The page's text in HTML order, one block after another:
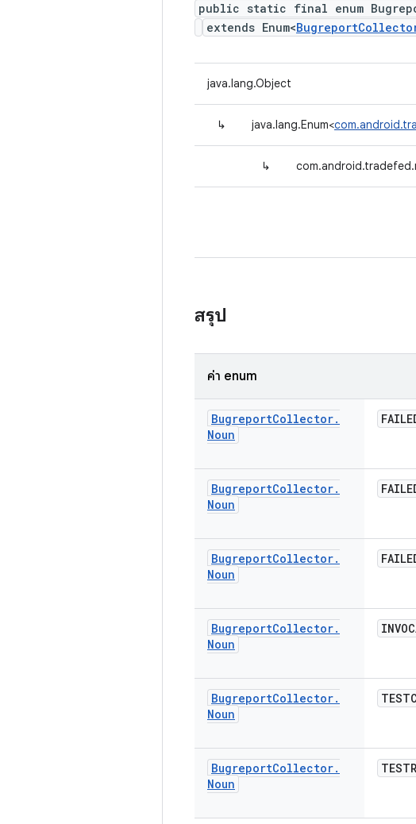
public static final enum
extends Enum<
java.lang.Object
↳ java.lang.Enum<
↳
สรุป
ค่า enum
BugreportCollector.
Noun
BugreportCollector.
Noun
BugreportCollector.
Noun
BugreportCollector.
Noun
BugreportCollector.
Noun
BugreportCollector.
Noun